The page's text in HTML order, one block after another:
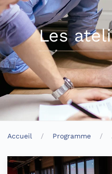
Les
Accueil Programme